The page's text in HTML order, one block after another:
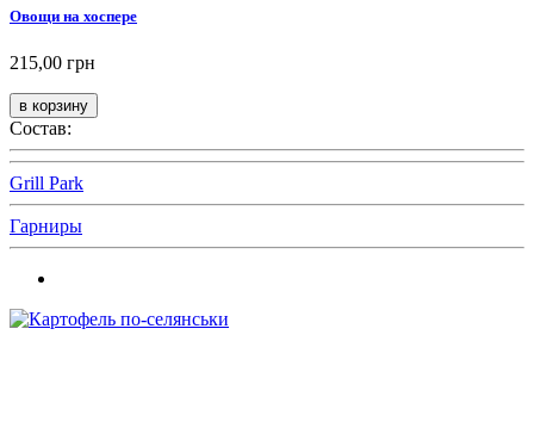
Овощи на хоспере
215,00 грн
Состав:
Grill Park
Гарниры